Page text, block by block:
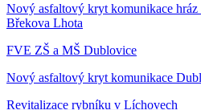
Nový asfaltový kryt komunikace
Břekova Lhota
FVE ZŠ a MŠ Dublovice
Nový asfaltový kryt komunikace
Revitalizace rybníku v Líchovech